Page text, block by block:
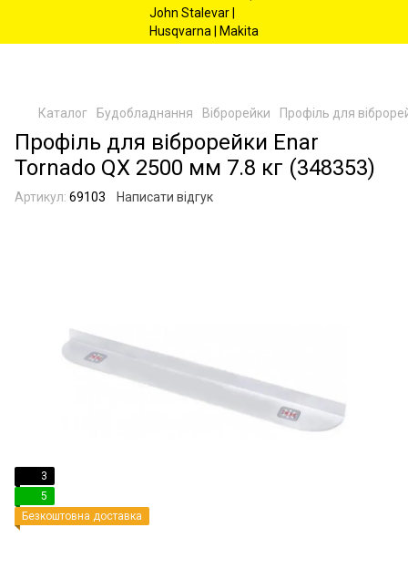
Каталог Будобладнання Віброрейки Профіль для
Профіль для віброрейки Enar
Tornado QX 2500 мм 7.8 кг (348353)
Артикул: 69103 Написати відгук
3
5
Безкоштовна доставка